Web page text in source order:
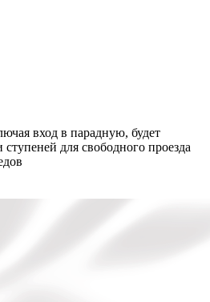
вход в парадную, будет
для свободного проезда